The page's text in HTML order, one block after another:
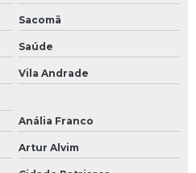
Sacomã
Saúde
Vila Andrade
Anália Franco
Artur Alvim